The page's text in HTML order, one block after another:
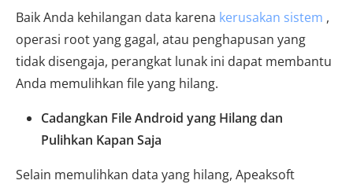
Baik Anda kehilangan data karena kerusakan sistem ,
operasi root yang gagal, atau penghapusan yang
tidak disengaja, perangkat lunak ini dapat membantu
Anda memulihkan file yang hilang.
Cadangkan File Android yang Hilang dan
Pulihkan Kapan Saja
Selain memulihkan data yang hilang, Apeaksoft